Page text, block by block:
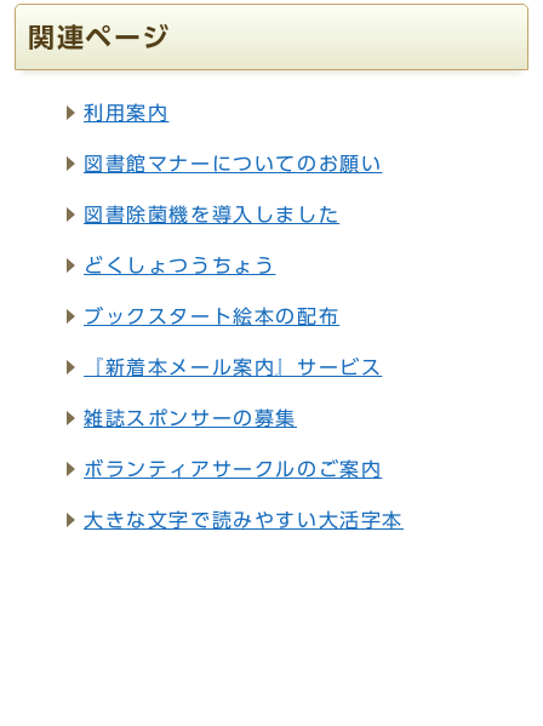
関連ページ
利用案内
図書館マナーについてのお願い
図書除菌機を導入しました
どくしょつうちょう
ブックスタート絵本の配布
『新着本メール案内』サービス
雑誌スポンサーの募集
ボランティアサークルのご案内
大きな文字で読みやすい大活字本